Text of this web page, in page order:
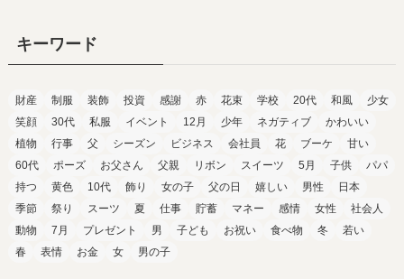
キーワード
財産 制服 装飾 投資 感謝 赤 花束 学校 20代 和風
少女
笑顔
30代 私服 イベント 12月 少年 ネガティブ
かわいい
植物
行事 父 シーズン ビジネス 会社員 花 ブーケ
甘い
60代
ポーズ お父さん 父親 リボン スイーツ 5月 子供
パパ
持つ
黄色 10代 飾り 女の子 父の日 嬉しい 男性
日本
季節
祭り スーツ 夏 仕事 貯蓄 マネー 感情 女性
社会人
動物
7月 プレゼント 男 子ども お祝い 食べ物 冬
若い
春
表情 お金 女 男の子